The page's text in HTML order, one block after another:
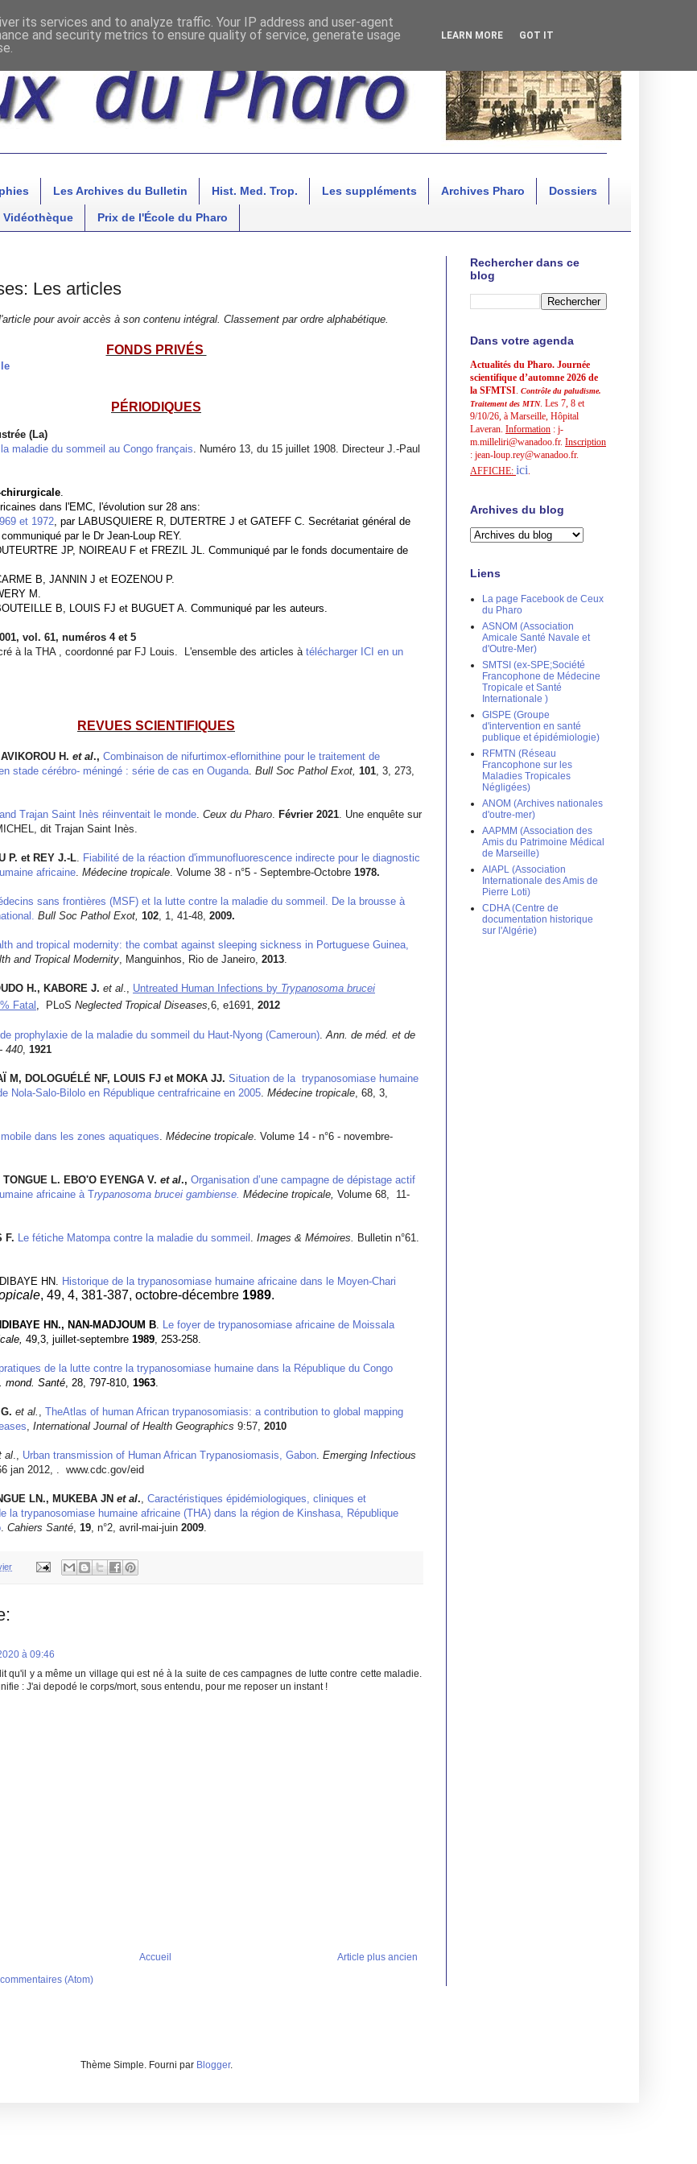
Les Archives du Bulletin Hist. Med. Trop. Les suppléments Archives Pharo Dossiers
Vidéothèque Prix de l'École du Pharo
Les articles
pour avoir accès à son contenu intégral. Classement par ordre alphabétique.
FONDS PRIVÉS
PÉRIODIQUES
(La)
maladie du sommeil au Congo français . Numéro 13, du 15 juillet 1908. Directeur J.-Paul
dans l'EMC, l'évolution sur 28 ans:
et 1972 , par LABUSQUIERE R, DUTERTRE J et GATEFF C. Secrétariat général de
par le Dr Jean-Loup REY.
JP, NOIREAU F et FREZIL JL. Communiqué par le fonds documentaire de
B, JANNIN J et EOZENOU P.
M.
B, LOUIS FJ et BUGUET A. Communiqué par les auteurs.
vol. 61, numéros 4 et 5
à la THA , coordonné par FJ Louis. L'ensemble des articles à télécharger ICI en un
REVUES SCIENTIFIQUES
H. et al., Combinaison de nifurtimox-eflornithine pour le traitement de
stade cérébro- méningé : série de cas en Ouganda Bull Soc Pathol Exot, 101 , 3, 273,
Trajan Saint Inès réinventait le monde Ceux du Pharo Février 2021 . Une enquête sur
dit Trajan Saint Inès.
P. et REY J.-L Fiabilité de la réaction d'immunofluorescence indirecte pour le diagnostic
africaine Médecine tropicale . Volume 38 - n°5 - Septembre-Octobre 1978.
sans frontières (MSF) et la lutte contre la maladie du sommeil. De la brousse à
Bull Soc Pathol Exot, 102 , 1, 41-48, 2009.
and tropical modernity: the combat against sleeping sickness in Portuguese Guinea,
and Tropical Modernity , Manguinhos, Rio de Janeiro, 2013
H., KABORE J. et al Untreated Human Infections by Trypanosoma brucei
Fatal PLoS Neglected Tropical Diseases, 6, e1691, 2012
prophylaxie de la maladie du sommeil du Haut-Nyong (Cameroun) Ann. de méd. et de
440 1921
M, DOLOGUÉLÉ NF, LOUIS FJ et MOKA JJ. Situation de la trypanosomiase humaine
Nola-Salo-Bilolo en République centrafricaine en 2005 Médecine tropicale , 68, 3,
dans les zones aquatiques Médecine tropicale . Volume 14 - n°6 - novembre-
L. EBO'O EYENGA V. et al., Organisation d’une campagne de dépistage actif
africaine à Trypanosoma brucei gambiense. Médecine tropicale, Volume 68, 11-
F. Le fétiche Matompa contre la maladie du sommeil Images & Mémoires.
Bulletin n°61.
HN. Historique de la trypanosomiase humaine africaine dans le Moyen-Chari
, 49, 4, 381-387, octobre-décembre 1989.
HN., NAN-MADJOUM B Le foyer de trypanosomiase africaine de Moissala
49,3, juillet-septembre 1989 , 253-258.
de la lutte contre la trypanosomiase humaine dans la République du Congo
mond. Santé , 28, 797-810, 1963
et al.
TheAtlas of human African trypanosomiasis: a contribution to global mapping
International Journal of Health Geographics 9:57, 2010
al Urban transmission of Human African Trypanosiomasis, Gabon Emerging Infectious
jan 2012, www.cdc.gov/eid
LN., MUKEBA JN et al. Caractéristiques épidémiologiques, cliniques et
la trypanosomiase humaine africaine (THA) dans la région de Kinshasa, République
Cahiers Santé 19 , n°2, avril-mai-juin 2009
à 09:46
qu'il y a même un village qui est né à la suite de ces campagnes de lutte contre cette maladie.
: J'ai depodé le corps/mort, sous entendu, pour me reposer un instant !
Article plus ancien
Accueil
(Atom)
Rechercher dans ce
blog
Dans votre agenda
Actualités du Pharo. Journée
scientifique d’automne 2026 de
la SFMTSI Contrôle du paludisme.
Traitement des MTN. Les 7, 8 et
9/10/26, à Marseille, Hôpital
Laveran. Information : j-
m.milleliri@wanadoo.fr. Inscription
: jean-loup.rey@wanadoo.fr.
AFFICHE: ici
Archives du blog
Liens
La page Facebook de Ceux
du Pharo
ASNOM (Association
Amicale Santé Navale et
d'Outre-Mer)
SMTSI (ex-SPE;Société
Francophone de Médecine
Tropicale et Santé
Internationale )
GISPE (Groupe
d'intervention en santé
publique et épidémiologie)
RFMTN (Réseau
Francophone sur les
Maladies Tropicales
Négligées)
ANOM (Archives nationales
d'outre-mer)
AAPMM (Association des
Amis du Patrimoine Médical
de Marseille)
AIAPL (Association
Internationale des Amis de
Pierre Loti)
CDHA (Centre de
documentation historique
sur l'Algérie)
Thème Simple. Fourni par Blogger.
its services and to analyze traffic. Your IP address and user-agent
and security metrics to ensure quality of service, generate usage
LEARN MORE GOT IT